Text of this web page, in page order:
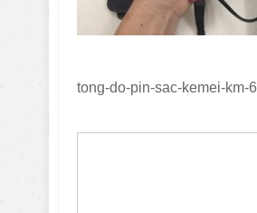
tong-do-pin-sac-kemei-km-